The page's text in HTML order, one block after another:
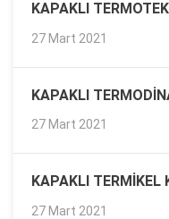
KAPAKLI
27 Mart 2021
KAPAKLI
27 Mart 2021
KAPAKLI TERMIKEL
27 Mart 2021